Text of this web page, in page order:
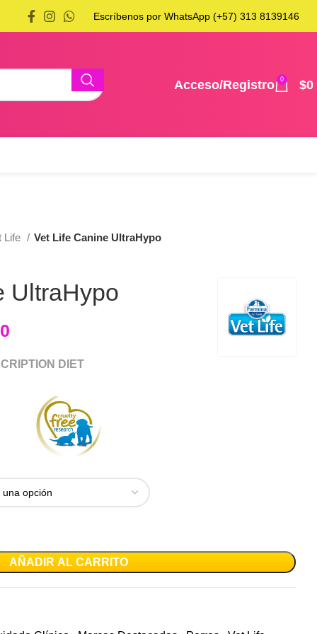
Escríbenos por WhatsApp (+57) 313 8139146
Acceso/Registro 0 $0
Life Vet Life Canine UltraHypo
UltraHypo
DIET
AÑADIR AL CARRITO